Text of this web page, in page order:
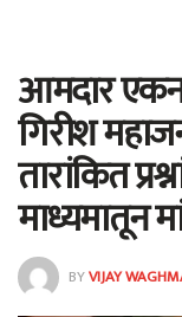
आमदार
गिरीश
तारांकित
माध्यमातून
BYVIJAY